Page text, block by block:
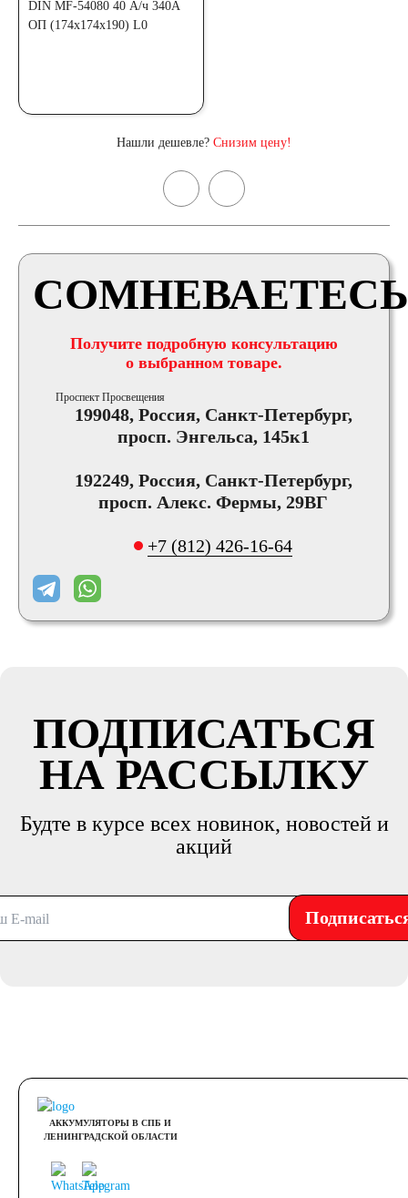
Нашли дешевле? Снизим цену!
Получите подробную консультацию
о выбранном товаре.
Проспект Просвещения
199048, Россия, Санкт-Петербург,
просп. Энгельса, 145к1
192249, Россия, Санкт-Петербург,
просп. Алекс. Фермы, 29ВГ
+7 (812) 426-16-64
ПОДПИСАТЬСЯ
НА РАССЫЛКУ
Будте в курсе всех новинок, новостей и
акций
АККУМУЛЯТОРЫ В СПБ И
ЛЕНИНГРАДСКОЙ ОБЛАСТИ